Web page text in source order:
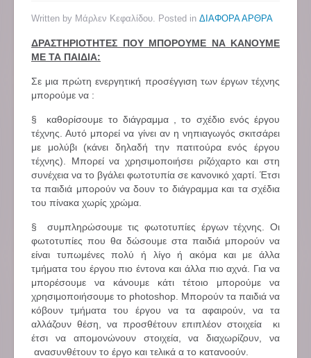
Written by Μάρλεν Κεφαλίδου. Posted in ΔΙΑΦΟΡΑ ΑΡΘΡΑ
ΔΡΑΣΤΗΡΙΟΤΗΤΕΣ ΠΟΥ ΜΠΟΡΟΥΜΕ ΝΑ ΚΑΝΟΥΜΕ
ΜΕ ΤΑ ΠΑΙΔΙΑ:
Σε μια πρώτη ενεργητική προσέγγιση των έργων τέχνης
μπορούμε να :
§ καθορίσουμε το διάγραμμα , το σχέδιο ενός έργου
τέχνης. Αυτό μπορεί να γίνει αν η νηπιαγωγός σκιτσάρει
με μολύβι (κάνει δηλαδή την πατιτούρα ενός έργου
τέχνης). Μπορεί να χρησιμοποιήσει ριζόχαρτο και στη
συνέχεια να το βγάλει φωτοτυπία σε κανονικό χαρτί. Έτσι
τα παιδιά μπορούν να δουν το διάγραμμα και τα σχέδια
του πίνακα χωρίς χρώμα.
§ συμπληρώσουμε τις φωτοτυπίες έργων τέχνης. Οι
φωτοτυπίες που θα δώσουμε στα παιδιά μπορούν να
είναι τυπωμένες πολύ ή λίγο ή ακόμα και με άλλα
τμήματα του έργου πιο έντονα και άλλα πιο αχνά. Για να
μπορέσουμε να κάνουμε κάτι τέτοιο μπορούμε να
χρησιμοποιήσουμε το photoshop. Μπορούν τα παιδιά να
κόβουν τμήματα του έργου να τα αφαιρούν, να τα
αλλάζουν θέση, να προσθέτουν επιπλέον στοιχεία κι
έτσι να απομονώνουν στοιχεία, να διαχωρίζουν, να
ανασυνθέτουν το έργο και τελικά α το κατανοούν.